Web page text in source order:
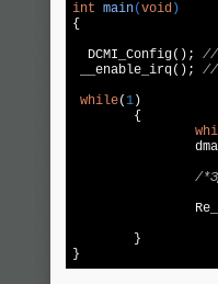
int main(void )
{
  DCMI_Config();
//
__enable_irq(); //
while( 1 )
/